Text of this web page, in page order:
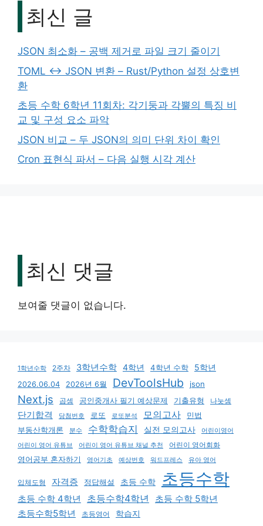
최신 글
JSON 최소화 – 공백 제거로 파일 크기 줄이기
TOML ↔ JSON 변환 – Rust/Python 설정 상호변
환
초등 수학 6학년 11회차: 각기둥과 각뿔의 특징 비
교 및 구성 요소 파악
JSON 비교 – 두 JSON의 의미 단위 차이 확인
Cron 표현식 파서 – 다음 실행 시각 계산
최신 댓글
보여줄 댓글이 없습니다.
1학년수학 2주차 3학년수학 4학년 4학년 수학 5학년
2026.06.04 2026년 6월 DevToolsHub json
Next.js 곱셈 공인중개사 필기 예상문제 기출유형 나눗셈
단기합격 당첨번호 로또 로또분석 모의고사
민법
부동산학개론
분수 수학학습지 실전 모의고사
어린이영어
어린이 영어 유튜브
어린이 영어 유튜브 채널 추천
어린이 영어회화
영어공부 혼자하기
영어기초 예상번호 워드프레스 유아 영어
입체도형 자격증 정답해설 초등 수학 초등수학
초등 수학 4학년 초등수학4학년
초등 수학 5학년
초등수학5학년
초등영어 학습지